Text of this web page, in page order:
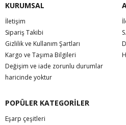
KURUMSAL
İletişim
Sipariş Takibi
Gizlilik ve Kullanım Şartları
Kargo ve Taşıma Bilgileri
Değişim ve iade zorunlu durumlar
haricinde yoktur
POPÜLER KATEGORİLER
Eşarp çeşitleri